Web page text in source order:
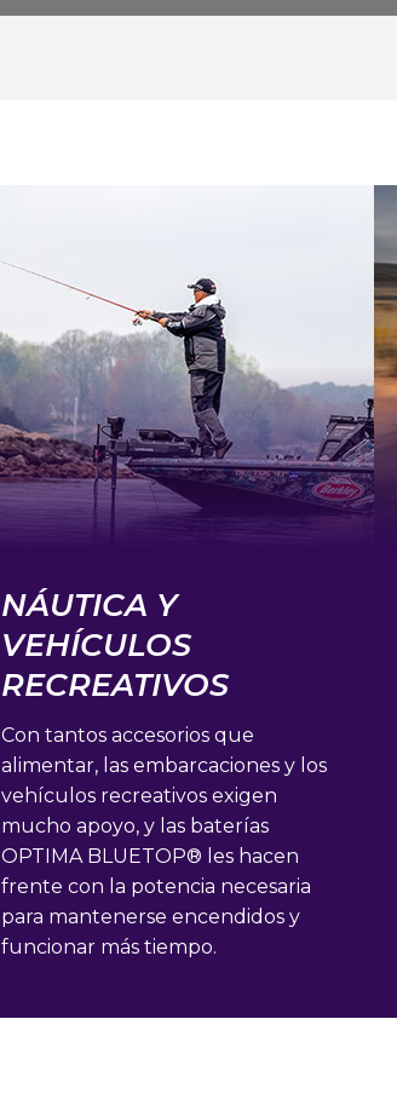
NÁUTICA Y
VEHÍCULOS
RECREATIVOS
Con tantos accesorios que
alimentar, las embarcaciones y los
vehículos recreativos exigen
mucho apoyo, y las baterías
OPTIMA BLUETOP® les hacen
frente con la potencia necesaria
para mantenerse encendidos y
funcionar más tiempo.